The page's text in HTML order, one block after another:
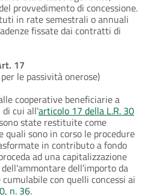
provvedimento di concessione.
in rate semestrali o annuali
fissate dai contratti di
17
le passività onerose)
cooperative beneficiarie a
di cui all'articolo 17 della L.R. 30
state restituite come
sono in corso le procedure
in contributo a fondo
ad una capitalizzazione
dell'importo da
con quelli concessi ai
n. 36.